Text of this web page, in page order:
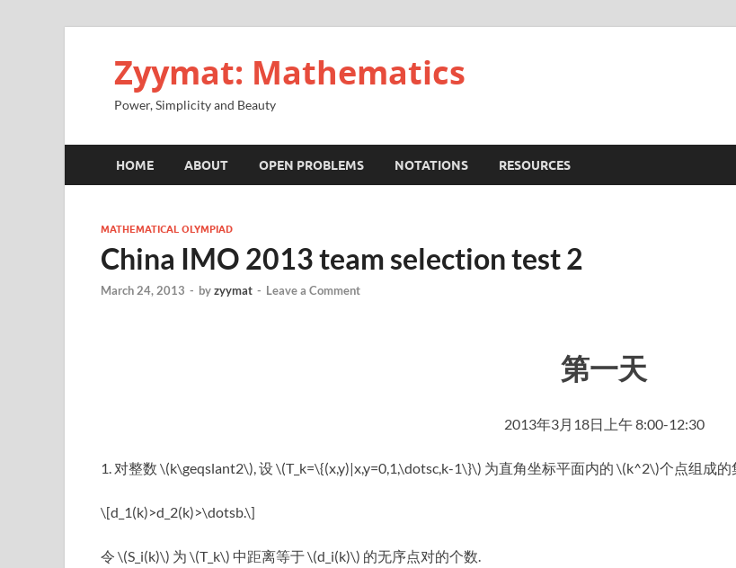
Zyymat: Mathematics
Power, Simplicity and Beauty
HOME ABOUT OPEN PROBLEMS NOTATIONS RESOURCES
MATHEMATICAL OLYMPIAD
China IMO 2013 team selection test 2
March 24, 2013 - byzyymat - Leave a Comment
第一天
2013年3月18日上午 8:00-12:30
1. 对整数 \(k\geqslant2\), 设 \(T_k=\{(x,y)|x,y=0,1,\dotsc,k-1\}\) 为直角坐标平面内的 \(k^2\)个点组成
\[d_1(k)>d_2(k)>\dotsb.\]
令 \(S_i(k)\) 为 \(T_k\) 中距离等于 \(d_i(k)\) 的无序点对的个数.